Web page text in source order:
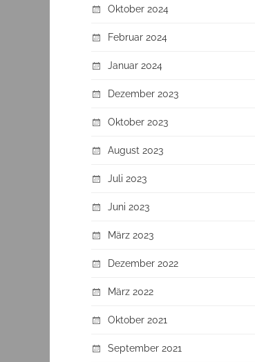
Oktober 2024
Februar 2024
Januar 2024
Dezember 2023
Oktober 2023
August 2023
Juli 2023
Juni 2023
März 2023
Dezember 2022
März 2022
Oktober 2021
September 2021